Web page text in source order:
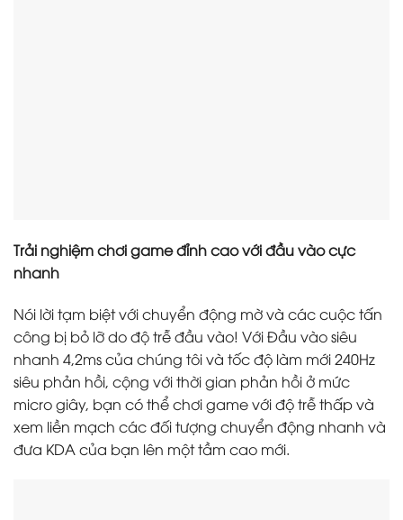
Trải nghiệm chơi game đỉnh cao với đầu vào cực
nhanh
Nói lời tạm biệt với chuyển động mờ và các cuộc tấn
công bị bỏ lỡ do độ trễ đầu vào! Với Đầu vào siêu
nhanh 4,2ms của chúng tôi và tốc độ làm mới 240Hz
siêu phản hồi, cộng với thời gian phản hồi ở mức
micro giây, bạn có thể chơi game với độ trễ thấp và
xem liền mạch các đối tượng chuyển động nhanh và
đưa KDA của bạn lên một tầm cao mới.